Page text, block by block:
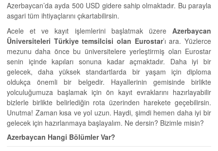
Azerbaycan’da ayda 500 USD gidere sahip olmaktadır. Bu parayla
asgari tüm ihtiyaçlarını çıkartabilirsin.
Acele et ve kayıt işlemlerini başlatmak üzere Azerbaycan
Üniversiteleri Türkiye temsilcisi olan Eurostar’ı ara. Yüzlerce
mezunu daha önce bu üniversitelere yerleştirmiş olan Eurostar
senin içinde kapıları sonuna kadar açmaktadır. Daha iyi bir
gelecek, daha yüksek standartlarda bir yaşam için diploma
oldukça önemli bir belgedir. Hayallerinin gemisinde birlikte
yolculuğumuza başlamak için ön kayıt evraklarını hazırlayabilir
bizlerle birlikte belirlediğin rota üzerinden harekete geçebilirsin.
Unutma! Zaman kısa ve yol uzun. Haydi, şimdi hemen daha iyi bir
gelecek için hazırlanmaya başlayalım. Ne dersin? Bizimle misin?
Azerbaycan Hangi Bölümler Var?